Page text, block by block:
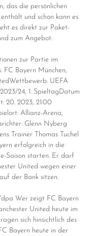
das die persönlichen
und schon kann es
es direkt zur Paket-
zum Angebot.
zur Partie im
FC Bayern München,
UEFA
24, 1. SpieltagDatum
20. 2023, 21:00
Allianz-Arena,
Glenn Nyberg
Trainer Thomas Tuchel
erfolgreich in die
Saison starten. Er darf
United wegen einer
der Bank sitzen.
Wer zeigt FC Bayern
United heute im
sich hinsichtlich des
Bayern heute in der